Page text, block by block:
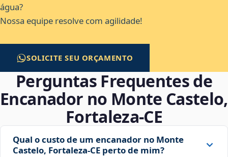
água?
Nossa equipe resolve com agilidade!
SOLICITE SEU ORÇAMENTO
Perguntas Frequentes de
Encanador no Monte Castelo,
Fortaleza‑CE
Qual o custo de um encanador no Monte
Castelo, Fortaleza‑CE perto de mim?